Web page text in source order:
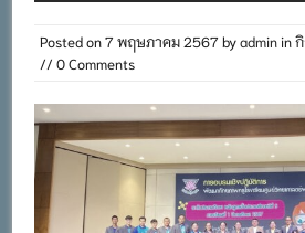
เนื่องในวันอาสาฬหบูชาและ
กิจกรรม SAFETY FOR
ความปลอดภัยในการใช้รถใ
Posted on7 พฤษภาคม 2567byadminin
// 0 Comments